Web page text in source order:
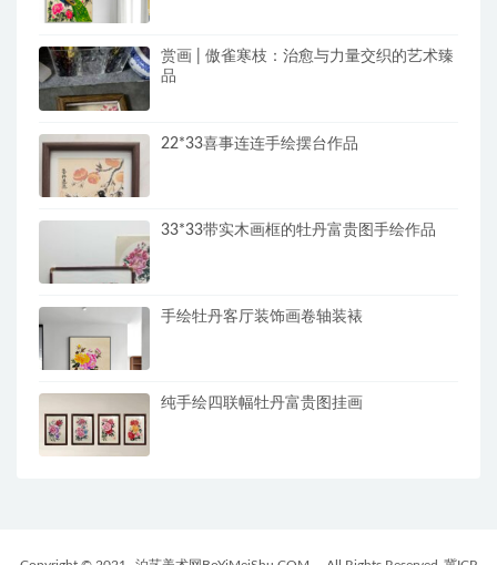
赏画 | 傲雀寒枝：治愈与力量交织的艺术臻
品
22*33喜事连连手绘摆台作品
33*33带实木画框的牡丹富贵图手绘作品
手绘牡丹客厅装饰画卷轴装裱
纯手绘四联幅牡丹富贵图挂画